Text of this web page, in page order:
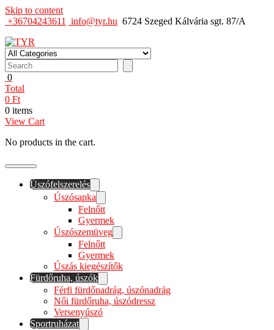
Skip to content
+36704243611
info@tyr.hu 6724 Szeged Kálvária sgt. 87/A
TYR
Úszó felszerelés
0
Total
0 Ft
0 items
View Cart
No products in the cart.
Úszófelszerelés
Úszósapka
Felnőtt
Gyermek
Úszószemüveg
Felnőtt
Gyermek
Úszás kiegészítők
Fürdőruha, úszók
Férfi fürdőnadrág, úszónadrág
Női fürdőruha, úszódressz
Versenyúszó
Sportruházat